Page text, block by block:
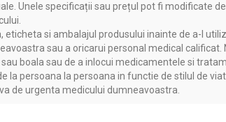
și sănătății, recomandă cu încredere
Unele specificații sau prețul pot fi modificate
eticheta si ambalajul produsului inainte de a-l
sau a oricarui personal medical
boala sau de a inlocui medicamentele si
la persoana la persoana in functie de stilul de
de urgenta medicului dumneavoastra.